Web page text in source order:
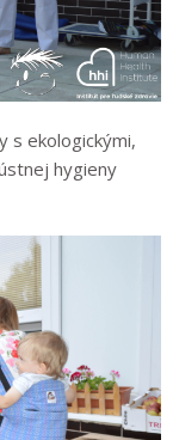
s ekologickými,
hygieny